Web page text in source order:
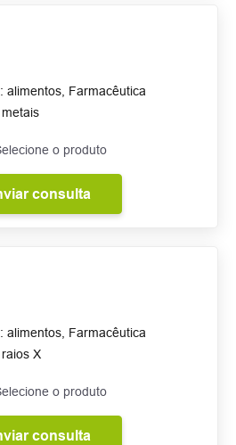
alimentos Farmacêutica
o produto
consulta
alimentos Farmacêutica
X
o produto
consulta